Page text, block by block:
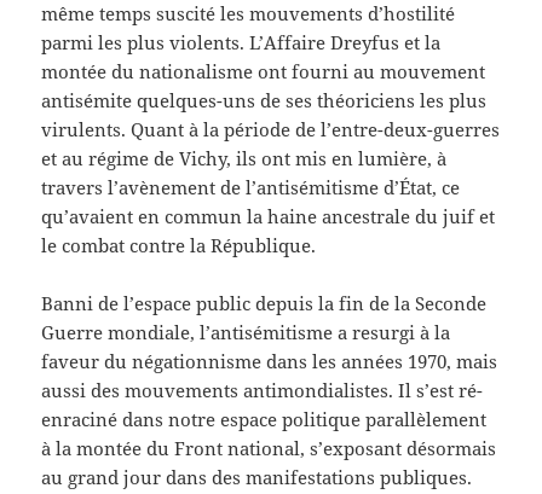
même temps suscité les mouvements d’hostilité
parmi les plus violents. L’Affaire Dreyfus et la
montée du nationalisme ont fourni au mouvement
antisémite quelques-uns de ses théoriciens les plus
virulents. Quant à la période de l’entre-deux-guerres
et au régime de Vichy, ils ont mis en lumière, à
travers l’avènement de l’antisémitisme d’État, ce
qu’avaient en commun la haine ancestrale du juif et
le combat contre la République.
Banni de l’espace public depuis la fin de la Seconde
Guerre mondiale, l’antisémitisme a resurgi à la
faveur du négationnisme dans les années 1970, mais
aussi des mouvements antimondialistes. Il s’est ré-
enraciné dans notre espace politique parallèlement
à la montée du Front national, s’exposant désormais
au grand jour dans des manifestations publiques.